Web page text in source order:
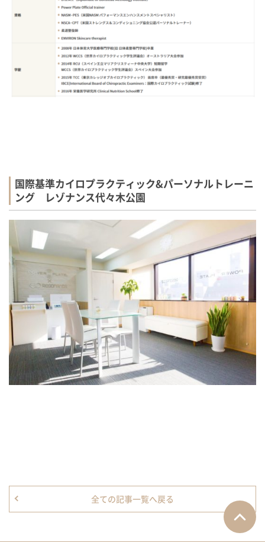
国際基準カイロプラクティック&パーソナルトレーニ
ング レゾナンス代々木公園
全ての記事一覧へ戻る
ページ